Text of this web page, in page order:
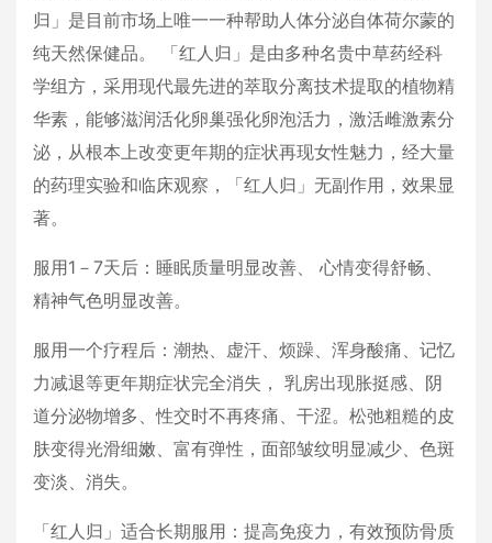
归」是目前市场上唯一一种帮助人体分泌自体荷尔蒙的
纯天然保健品。 「红人归」是由多种名贵中草药经科
学组方，采用现代最先进的萃取分离技术提取的植物精
华素，能够滋润活化卵巢强化卵泡活力，激活雌激素分
泌，从根本上改变更年期的症状再现女性魅力，经大量
的药理实验和临床观察，「红人归」无副作用，效果显
著。
服用1－7天后：睡眠质量明显改善、 心情变得舒畅、
精神气色明显改善。
服用一个疗程后：潮热、虚汗、烦躁、浑身酸痛、记忆
力减退等更年期症状完全消失， 乳房出现胀挺感、阴
道分泌物增多、性交时不再疼痛、干涩。松弛粗糙的皮
肤变得光滑细嫩、富有弹性，面部皱纹明显减少、色斑
变淡、消失。
「红人归」适合长期服用：提高免疫力，有效预防骨质